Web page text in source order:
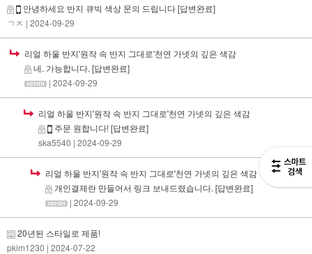
안녕하세요 반지 큐빅 색상 문의 드립니다[답변완료]
ㄱㅈ | 2024-09-29
리얼 하울 반지'원작 속 반지 그대로'천연 가넷의 깊은 색감
네. 가능합니다. [답변완료]
| 2024-09-29
리얼 하울 반지'원작 속 반지 그대로'천연 가넷의 깊은 색감
주문 원합니다![답변완료]
ska5540 | 2024-09-29
리얼 하울 반지'원작 속 반지 그대로'천연 가넷의 깊은 색감
개인결제란 만들어서 링크 보내드렸습니다. [답변완료]
| 2024-09-29
20년된 스타일로 제품!
pkim1230 | 2024-07-22